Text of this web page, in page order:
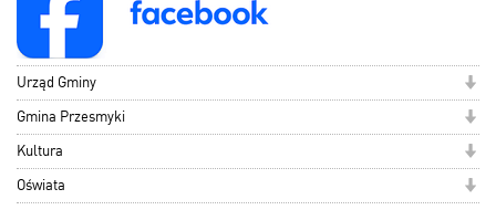
Urząd Gminy
Gmina Przesmyki
Kultura
Oświata